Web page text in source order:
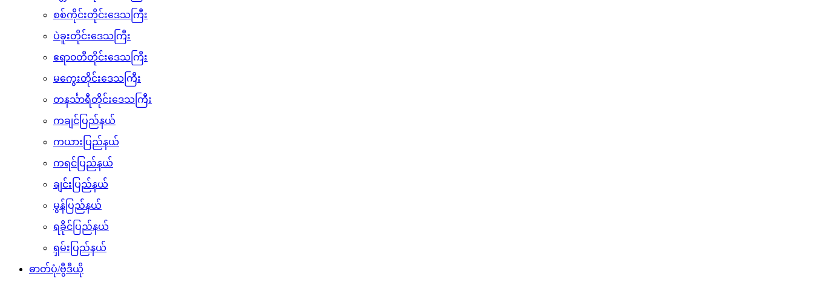
စစ်ကိုင်းတိုင်းဒေသကြီး
ပဲခူးတိုင်းဒေသကြီး
ဧရာ၀တီတိုင်းဒေသကြီး
မကွေးတိုင်းဒေသကြီး
တနင်္သာရီတိုင်းဒေသကြီး
ကချင်ပြည်နယ်
ကယားပြည်နယ်
ကရင်ပြည်နယ်
ချင်းပြည်နယ်
မွန်ပြည်နယ်
ရခိုင်ပြည်နယ်
ရှမ်းပြည်နယ်
ဓာတ်ပုံ/ဗွီဒီယို